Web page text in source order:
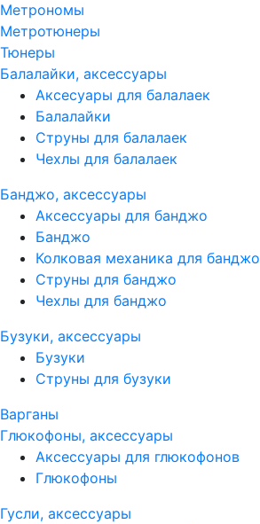
Метрономы
Метротюнеры
Тюнеры
Балалайки, аксессуары
Аксесуары для балалаек
Балалайки
Струны для балалаек
Чехлы для балалаек
Банджо, аксессуары
Аксессуары для банджо
Банджо
Колковая механика для банджо
Струны для банджо
Чехлы для банджо
Бузуки, аксессуары
Бузуки
Струны для бузуки
Варганы
Глюкофоны, аксессуары
Аксессуары для глюкофонов
Глюкофоны
Гусли, аксессуары